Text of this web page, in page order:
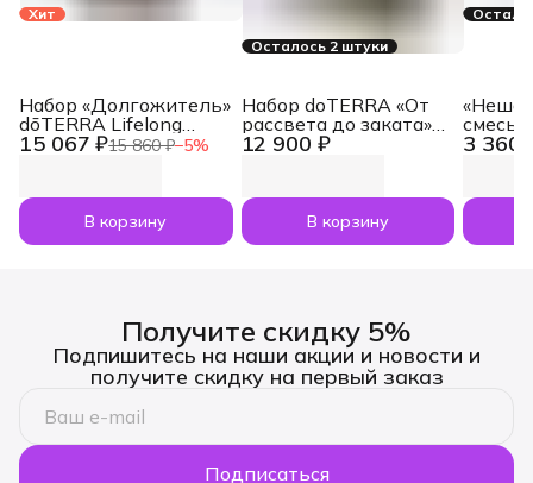
Хит
15 067 ₽15 860 ₽−5%
Набор «Долгожитель»
dōTERRA Lifelong
Vitality Pack, 3x120
В корзину
Осталось 2 штуки
12 900 ₽
Набор doTERRA «От
рассвета до заката»
увлажнитель воздуха
по 5 мл
В корзину
3 360
смесь
Получите скидку 5%
Подпишитесь на наши акции и новости и
получите скидку на первый заказ
Подписаться